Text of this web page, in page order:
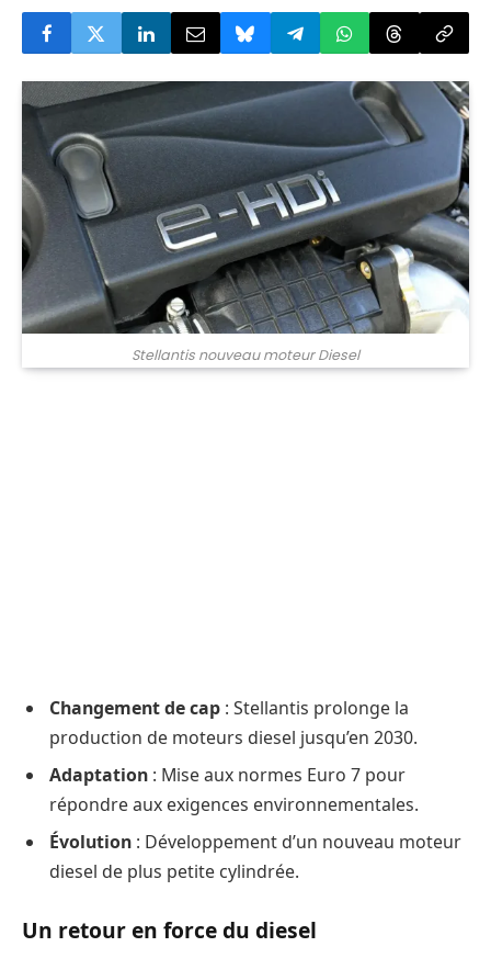
Stellantis nouveau moteur Diesel
Changement de cap : Stellantis prolonge la
production de moteurs diesel jusqu’en 2030.
Adaptation : Mise aux normes Euro 7 pour
répondre aux exigences environnementales.
Évolution : Développement d’un nouveau moteur
diesel de plus petite cylindrée.
Un retour en force du diesel